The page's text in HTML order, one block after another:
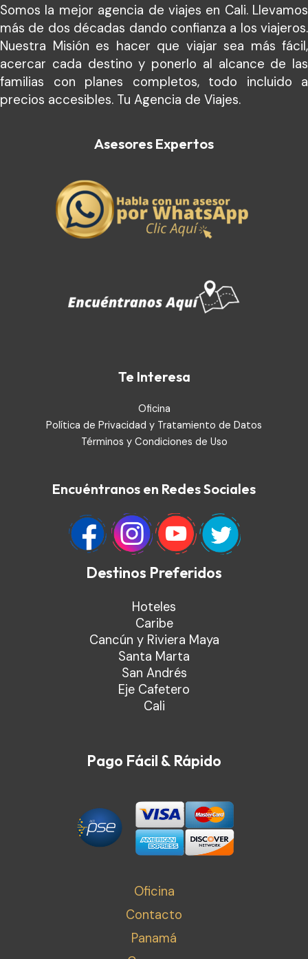
Somos la mejor agencia de viajes en Cali. Llevamos
más de dos décadas dando confianza a los viajeros.
Nuestra Misión es hacer que viajar sea más fácil,
acercar cada destino y ponerlo al alcance de las
familias con planes completos, todo incluido a
precios accesibles. Tu Agencia de Viajes.
Asesores Expertos
Te Interesa
Oficina
Política de Privacidad y Tratamiento de Datos
Términos y Condiciones de Uso
Encuéntranos en Redes Sociales
Destinos Preferidos
Hoteles
Caribe
Cancún y Riviera Maya
Santa Marta
San Andrés
Eje Cafetero
Cali
Pago Fácil & Rápido
Oficina
Contacto
Panamá